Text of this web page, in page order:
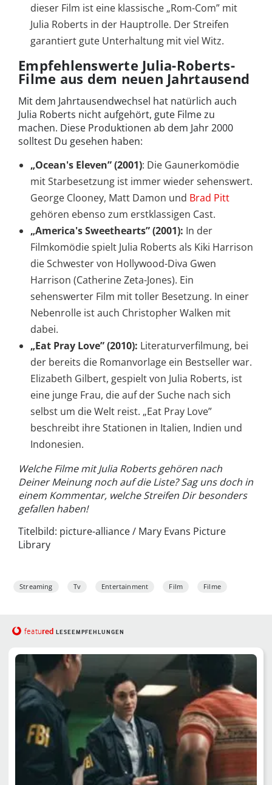
dieser Film ist eine klassische „Rom-Com” mit
Julia Roberts in der Hauptrolle. Der Streifen
garantiert gute Unterhaltung mit viel Witz.
Empfehlenswerte Julia-Roberts-
Filme aus dem neuen Jahrtausend
Mit dem Jahrtausendwechsel hat natürlich auch
Julia Roberts nicht aufgehört, gute Filme zu
machen. Diese Produktionen ab dem Jahr 2000
solltest Du gesehen haben:
„Ocean's Eleven” (2001): Die Gaunerkomödie
mit Starbesetzung ist immer wieder sehenswert.
George Clooney, Matt Damon und Brad Pitt
gehören ebenso zum erstklassigen Cast.
„America's Sweethearts” (2001): In der
Filmkomödie spielt Julia Roberts als Kiki Harrison
die Schwester von Hollywood-Diva Gwen
Harrison (Catherine Zeta-Jones). Ein
sehenswerter Film mit toller Besetzung. In einer
Nebenrolle ist auch Christopher Walken mit
dabei.
„Eat Pray Love” (2010): Literaturverfilmung, bei
der bereits die Romanvorlage ein Bestseller war.
Elizabeth Gilbert, gespielt von Julia Roberts, ist
eine junge Frau, die auf der Suche nach sich
selbst um die Welt reist. „Eat Pray Love”
beschreibt ihre Stationen in Italien, Indien und
Indonesien.
Welche Filme mit Julia Roberts gehören nach
Deiner Meinung noch auf die Liste? Sag uns doch in
einem Kommentar, welche Streifen Dir besonders
gefallen haben!
Titelbild: picture-alliance / Mary Evans Picture
Library
Streaming Tv Entertainment Film Filme
featured LESEEMPFEHLUNGEN